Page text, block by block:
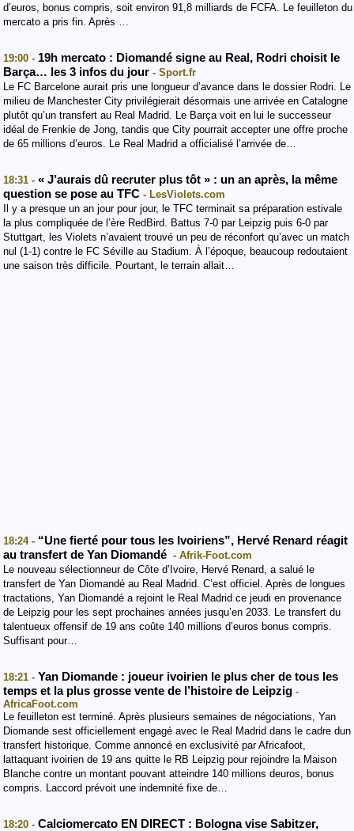
d’euros, bonus compris, soit environ 91,8 milliards de FCFA. Le feuilleton du
mercato a pris fin. Après …
19:00 - 19h mercato : Diomandé signe au Real, Rodri choisit le
Barça… les 3 infos du jour - Sport.fr
Le FC Barcelone aurait pris une longueur d’avance dans le dossier Rodri. Le
milieu de Manchester City privilégierait désormais une arrivée en Catalogne
plutôt qu’un transfert au Real Madrid. Le Barça voit en lui le successeur
idéal de Frenkie de Jong, tandis que City pourrait accepter une offre proche
de 65 millions d’euros. Le Real Madrid a officialisé l’arrivée de…
18:31 - « J’aurais dû recruter plus tôt » : un an après, la même
question se pose au TFC - LesViolets.com
Il y a presque un an jour pour jour, le TFC terminait sa préparation estivale
la plus compliquée de l’ère RedBird. Battus 7-0 par Leipzig puis 6-0 par
Stuttgart, les Violets n’avaient trouvé un peu de réconfort qu’avec un match
nul (1-1) contre le FC Séville au Stadium. À l’époque, beaucoup redoutaient
une saison très difficile. Pourtant, le terrain allait…
18:24 - “Une fierté pour tous les Ivoiriens”, Hervé Renard réagit
au transfert de Yan Diomandé - Afrik-Foot.com
Le nouveau sélectionneur de Côte d’Ivoire, Hervé Renard, a salué le
transfert de Yan Diomandé au Real Madrid. C’est officiel. Après de longues
tractations, Yan Diomandé a rejoint le Real Madrid ce jeudi en provenance
de Leipzig pour les sept prochaines années jusqu’en 2033. Le transfert du
talentueux offensif de 19 ans coûte 140 millions d’euros bonus compris.
Suffisant pour…
18:21 - Yan Diomande : joueur ivoirien le plus cher de tous les
temps et la plus grosse vente de l’histoire de Leipzig -
AfricaFoot.com
Le feuilleton est terminé. Après plusieurs semaines de négociations, Yan
Diomande sest officiellement engagé avec le Real Madrid dans le cadre dun
transfert historique. Comme annoncé en exclusivité par Africafoot,
lattaquant ivoirien de 19 ans quitte le RB Leipzig pour rejoindre la Maison
Blanche contre un montant pouvant atteindre 140 millions deuros, bonus
compris. Laccord prévoit une indemnité fixe de…
18:20 - Calciomercato EN DIRECT : Bologna vise Sabitzer,